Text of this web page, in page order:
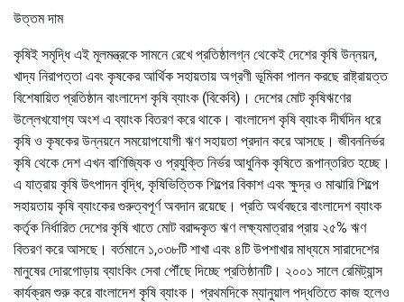
উত্তম দাম
কৃষিই সমৃদ্ধি এই মূলমন্ত্রকে সামনে রেখে প্রতিষ্ঠালগ্ন থেকেই দেশের কৃষি উন্নয়ন,
খাদ্য নিরাপত্তা এবং কৃষকের আর্থিক সহায়তায় অগ্রণী ভূমিকা পালন করছে রাষ্ট্রায়ত্ত
বিশেষায়িত প্রতিষ্ঠান বাংলাদেশ কৃষি ব্যাংক (বিকেবি)। দেশের মোট কৃষিঋণের
উল্লেখযোগ্য অংশ এ ব্যাংক বিতরণ করে থাকে। বাংলাদেশ কৃষি ব্যাংক দীর্ঘদিন ধরে
কৃষি ও কৃষকের উন্নয়নে সময়োপযোগী ঋণ সহায়তা প্রদান করে আসছে। জীবননির্ভর
কৃষি থেকে দেশ এখন বাণিজ্যিক ও প্রযুক্তি নির্ভর আধুনিক কৃষিতে রূপান্তরিত হচ্ছে।
এ যাত্রায় কৃষি উৎপাদন বৃদ্ধি, কৃষিভিত্তিক শিল্পের বিকাশ এবং ক্ষুদ্র ও মাঝারি শিল্পে
সহায়তায় কৃষি ব্যাংকের গুরুত্বপূর্ণ অবদান রয়েছে। প্রতি অর্থবছরে বাংলাদেশ ব্যাংক
কর্তৃক নির্ধারিত দেশের কৃষি খাতে মোট বরাদ্দকৃত ঋণ লক্ষ্যমাত্রার প্রায় ২৫% ঋণ
বিতরণ করে আসছে। বর্তমানে ১,০৩৮টি শাখা এবং ৪টি উপশাখার মাধ্যমে সারাদেশের
মানুষের দোরগোড়ায় ব্যাংকিং সেবা পৌঁছে দিচ্ছে প্রতিষ্ঠানটি। ২০০১ সালে রেমিট্যান্স
কার্যক্রম শুরু করে বাংলাদেশ কৃষি ব্যাংক। প্রথমদিকে ম্যানুয়াল পদ্ধতিতে কাজ হলেও